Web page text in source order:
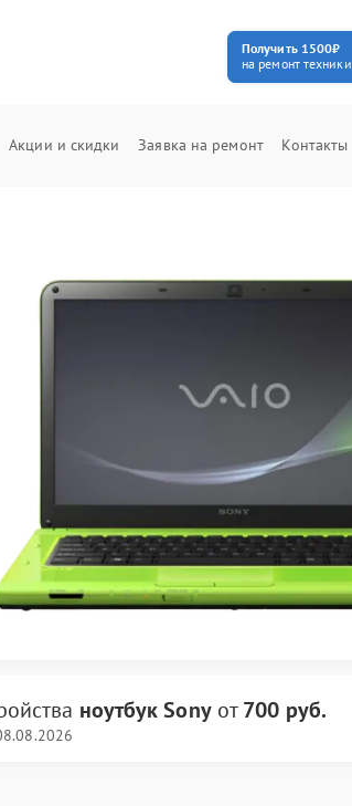
Получить 1500₽
на ремонт техники
Акции и скидки Заявка на ремонт Контакты
ноутбук Sonyот700 руб.